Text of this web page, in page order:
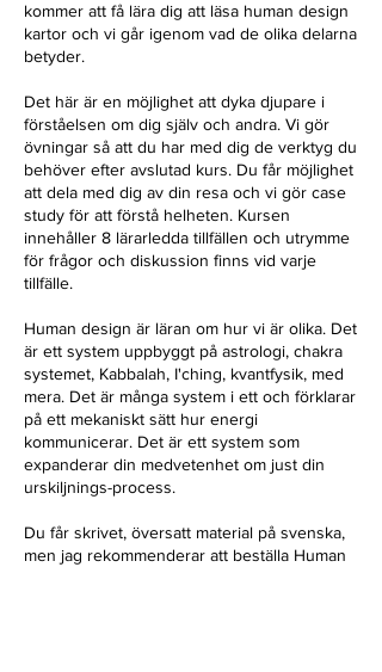
kommer att få lära dig att läsa human design
kartor och vi går igenom vad de olika delarna
betyder.
Det här är en möjlighet att dyka djupare i
förståelsen om dig själv och andra. Vi gör
övningar så att du har med dig de verktyg du
behöver efter avslutad kurs. Du får möjlighet
att dela med dig av din resa och vi gör case
study för att förstå helheten. Kursen
innehåller 8 lärarledda tillfällen och utrymme
för frågor och diskussion finns vid varje
tillfälle.
Human design är läran om hur vi är olika. Det
är ett system uppbyggt på astrologi, chakra
systemet, Kabbalah, I'ching, kvantfysik, med
mera. Det är många system i ett och förklarar
på ett mekaniskt sätt hur energi
kommunicerar. Det är ett system som
expanderar din medvetenhet om just din
urskiljnings-process.
Du får skrivet, översatt material på svenska,
men jag rekommenderar att beställa Human